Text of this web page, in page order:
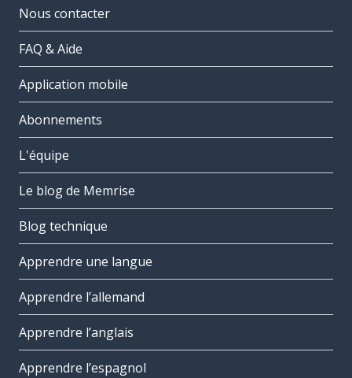
Nous contacter
FAQ & Aide
Application mobile
Abonnements
L'équipe
Le blog de Memrise
Blog technique
Apprendre une langue
Apprendre l’allemand
Apprendre l’anglais
Apprendre l’espagnol